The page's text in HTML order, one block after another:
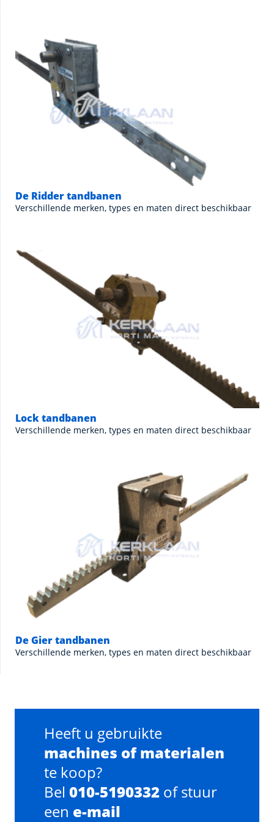
De Ridder tandbanen
Verschillende merken, types en maten direct beschikbaar
Lock tandbanen
Verschillende merken, types en maten direct beschikbaar
De Gier tandbanen
Verschillende merken, types en maten direct beschikbaar
Heeft u gebruikte
machines of materialen
te koop?
Bel 010-5190332 of stuur
een e-mail